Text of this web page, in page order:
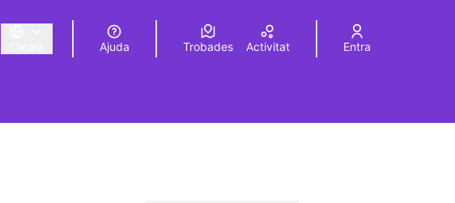
Triar la llengua Elegir el idioma Choose language
Ajuda Trobades Activitat Entra